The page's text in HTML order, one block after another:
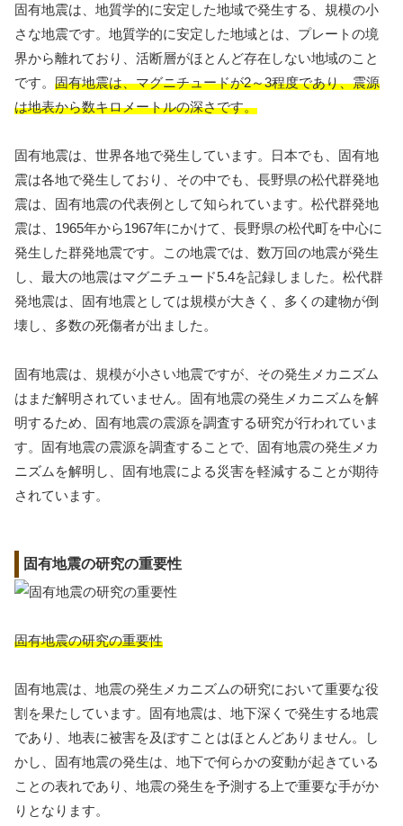
固有地震は、地質学的に安定した地域で発生する、規模の小
さな地震です。地質学的に安定した地域とは、プレートの境
界から離れており、活断層がほとんど存在しない地域のこと
です。 固有地震は、マグニチュードが2～3程度であり、震源
は地表から数キロメートルの深さです。
固有地震は、世界各地で発生しています。日本でも、固有地
震は各地で発生しており、その中でも、長野県の松代群発地
震は、固有地震の代表例として知られています。松代群発地
震は、1965年から1967年にかけて、長野県の松代町を中心に
発生した群発地震です。この地震では、数万回の地震が発生
し、最大の地震はマグニチュード5.4を記録しました。松代群
発地震は、固有地震としては規模が大きく、多くの建物が倒
壊し、多数の死傷者が出ました。
固有地震は、規模が小さい地震ですが、その発生メカニズム
はまだ解明されていません。固有地震の発生メカニズムを解
明するため、固有地震の震源を調査する研究が行われていま
す。固有地震の震源を調査することで、固有地震の発生メカ
ニズムを解明し、固有地震による災害を軽減することが期待
されています。
固有地震の研究の重要性
固有地震の研究の重要性
固有地震は、地震の発生メカニズムの研究において重要な役
割を果たしています。固有地震は、地下深くで発生する地震
であり、地表に被害を及ぼすことはほとんどありません。し
かし、固有地震の発生は、地下で何らかの変動が起きている
ことの表れであり、地震の発生を予測する上で重要な手がか
りとなります。